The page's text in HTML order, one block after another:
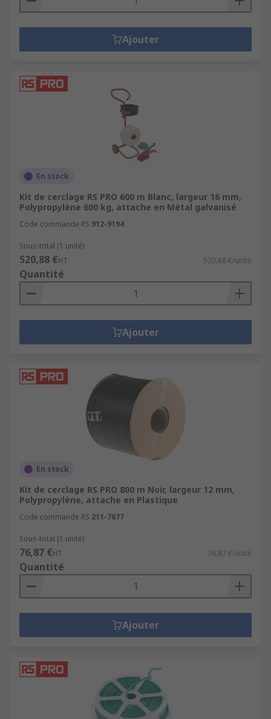
Ajouter
En stock
Kit de cerclage RS PRO 600 m Blanc, largeur 16 mm,
Polypropylène 600 kg, attache en Métal galvanisé
Code commande RS 912-9194
Sous-total (1 unité)
520,88 €HT 520,88 €/unité
Quantité
Ajouter
En stock
Kit de cerclage RS PRO 800 m Noir, largeur 12 mm,
Polypropylène, attache en Plastique
Code commande RS 211-7677
Sous-total (1 unité)
76,87 €HT 76,87 €/unité
Quantité
Ajouter